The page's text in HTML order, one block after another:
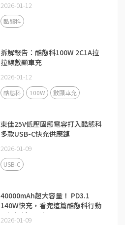
2026-01-12
酷態科
拆解報告：酷態科100W 2C1A拉
拉線數顯車充
2026-01-12
酷態科 100W 數顯車充
東佳25V低壓固態電容打入酷態科
多款USB-C快充供應鏈
2026-01-09
USB-C
40000mAh超大容量！ PD3.1
140W快充，看完這篇酷態科行動
電源解析更了解
2026-01-09